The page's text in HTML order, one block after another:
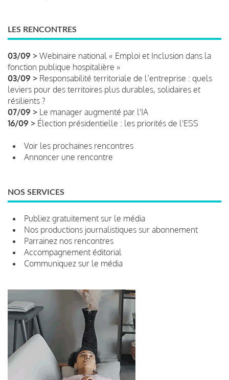
LES RENCONTRES
03/09 > Webinaire national « Emploi et Inclusion dans la
fonction publique hospitalière »
03/09 > Responsabilité territoriale de l’entreprise : quels
leviers pour des territoires plus durables, solidaires et
résilients ?
07/09 > Le manager augmenté par l'IA
16/09 > Élection présidentielle : les priorités de l'ESS
Voir les prochaines rencontres
Annoncer une rencontre
NOS SERVICES
Publiez gratuitement sur le média
Nos productions journalistiques sur abonnement
Parrainez nos rencontres
Accompagnement éditorial
Communiquez sur le média